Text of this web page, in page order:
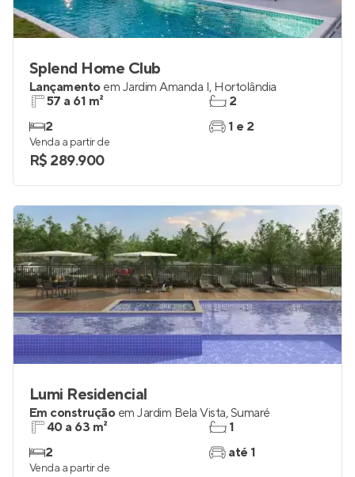
Splend Home Club
Lançamento em Jardim Amanda I, Hortolândia
57 a 61 m²
2
2
1 e 2
Venda a partir de
R$ 289.900
Lumi Residencial
Em construção em Jardim Bela Vista,Sumaré
40 a 63 m²
2
1
até 1
Venda a partir de